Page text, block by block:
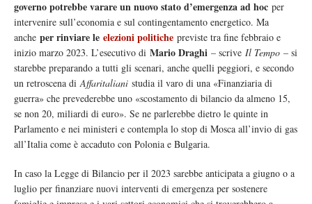
governo potrebbe varare un nuovo stato d’emergenza ad hoc per
intervenire sull’economia e sul contingentamento energetico. Ma
anche per rinviare le elezioni politiche previste tra fine febbraio e
inizio marzo 2023. L’esecutivo di Mario Draghi – scrive Il Tempo – si
starebbe preparando a tutti gli scenari, anche quelli peggiori, e secondo
un retroscena diAffaritaliani studia il varo di una «Finanziaria di
guerra» che prevederebbe uno «scostamento di bilancio da almeno 15,
se non 20, miliardi di euro». Se ne parlerebbe dietro le quinte in
Parlamento e nei ministeri e contempla lo stop di Mosca all’invio di gas
all’Italia come è accaduto con Polonia e Bulgaria.
In caso la Legge di Bilancio per il 2023 sarebbe anticipata a giugno o a
luglio per finanziare nuovi interventi di emergenza per sostenere